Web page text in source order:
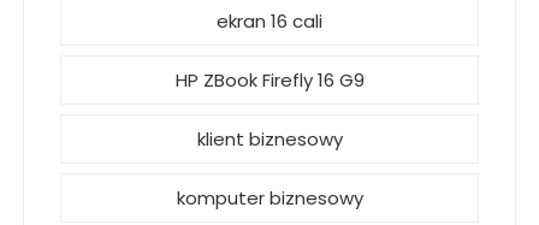
ekran 16 cali
HP ZBook Firefly 16 G9
klient biznesowy
komputer biznesowy